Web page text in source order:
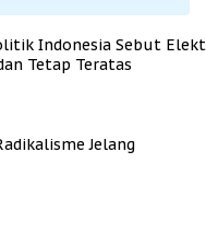
Indonesia Sebut
Tetap Teratas
Jelang